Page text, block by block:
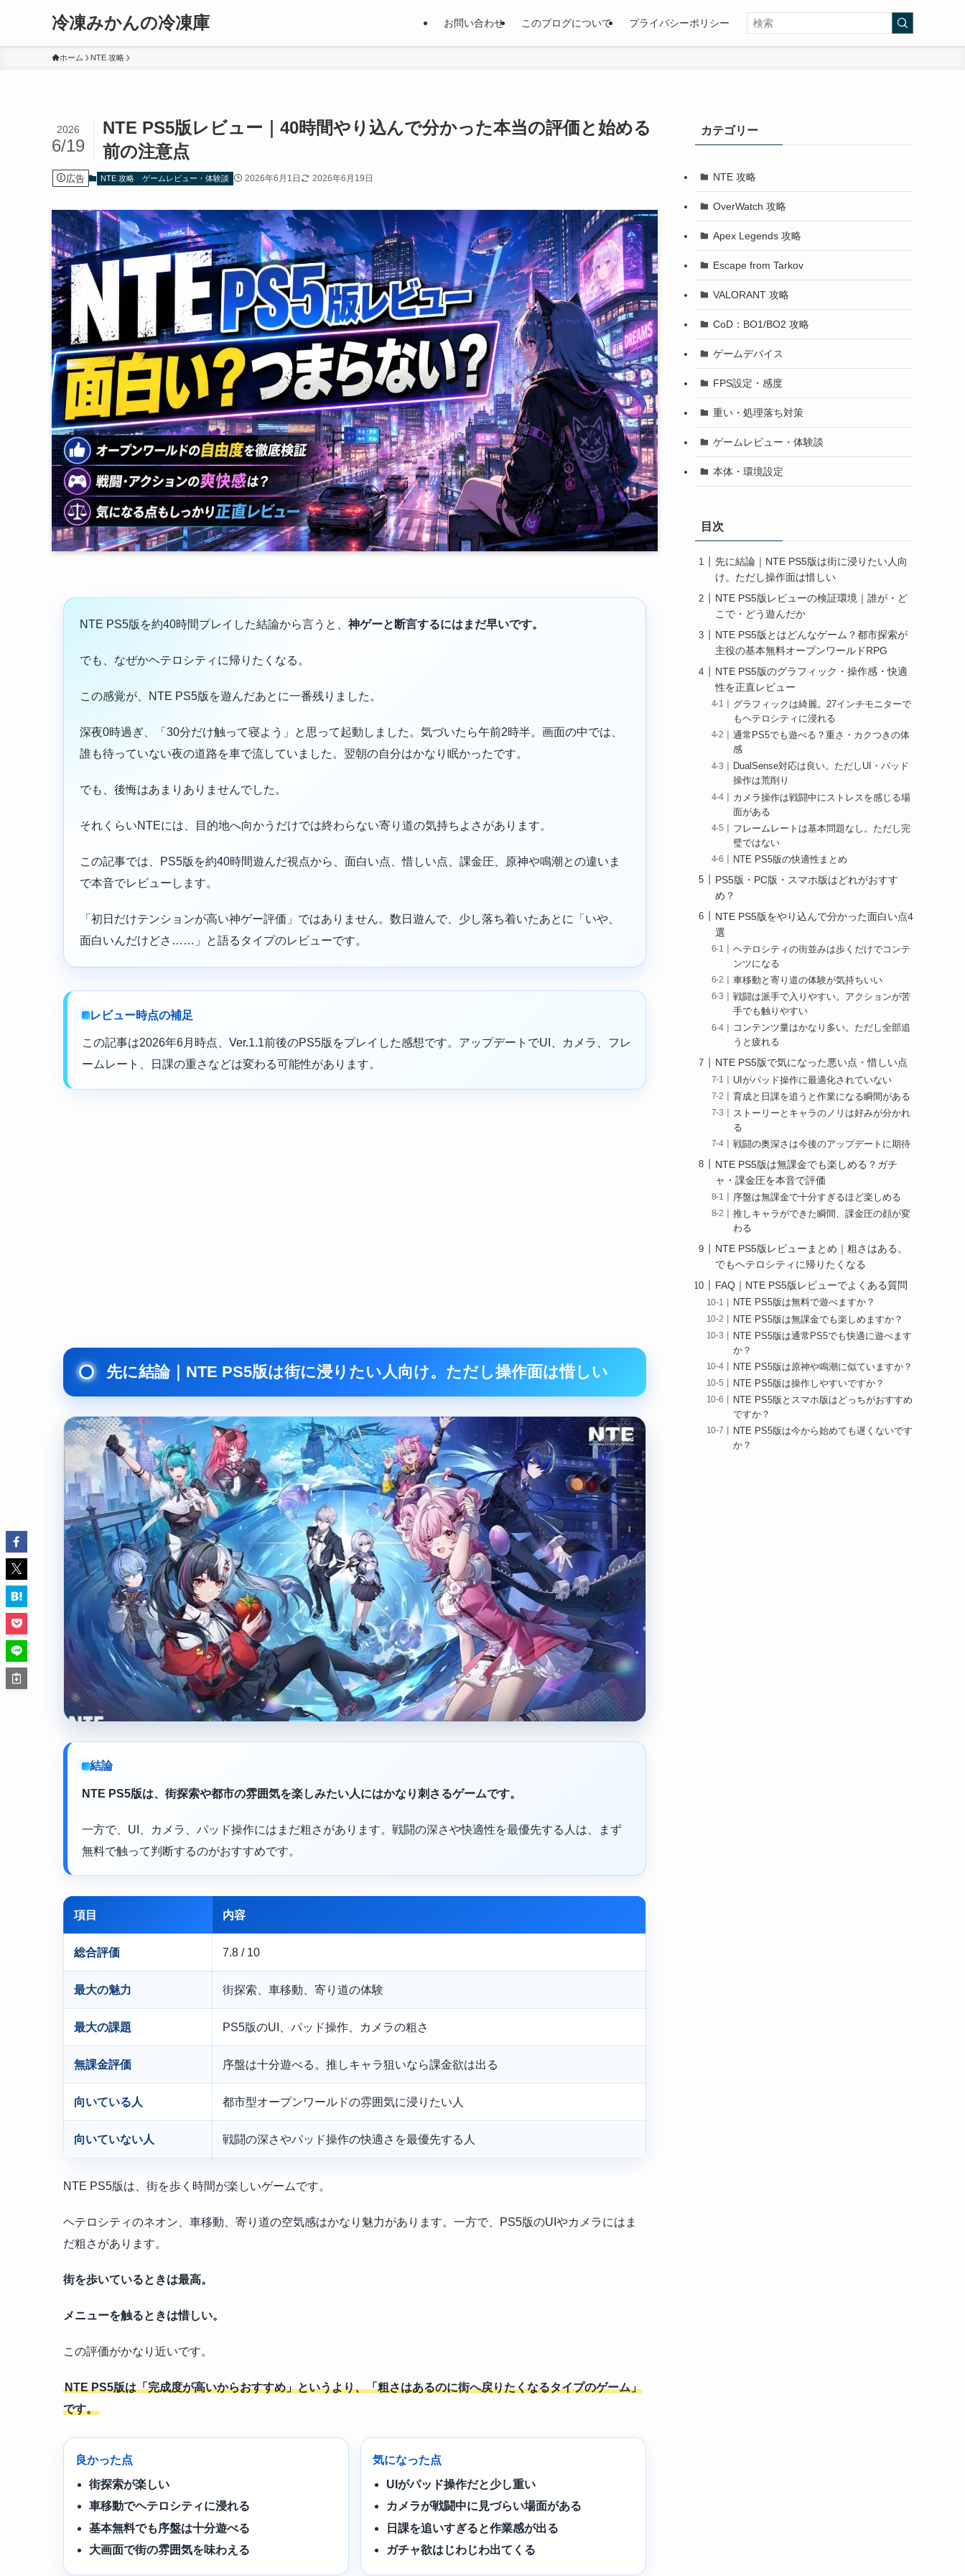
冷凍みかんの冷凍庫 お問い合わせ このブログについて プライバシーポリシー
ホーム NTE 攻略
NTE PS5版レビュー｜40時間やり込んで分かった本当の評価と始める
前の注意点
2026
6/19
広告 NTE 攻略 ゲームレビュー・体験談 2026年6月1日 2026年6月19日
NTE PS5版を約40時間プレイした結論から言うと、 神ゲーと断言するにはまだ早いです。
でも、なぜかヘテロシティに帰りたくなる。
この感覚が、NTE PS5版を遊んだあとに一番残りました。
深夜0時過ぎ、「30分だけ触って寝よう」と思って起動しました。気づいたら午前2時半。画面の中では、
誰も待っていない夜の道路を車で流していました。翌朝の自分はかなり眠かったです。
でも、後悔はあまりありませんでした。
それくらいNTEには、目的地へ向かうだけでは終わらない寄り道の気持ちよさがあります。
この記事では、PS5版を約40時間遊んだ視点から、面白い点、惜しい点、課金圧、原神や鳴潮との違いま
で本音でレビューします。
「初日だけテンションが高い神ゲー評価」ではありません。数日遊んで、少し落ち着いたあとに「いや、
面白いんだけどさ……」と語るタイプのレビューです。
レビュー時点の補足
この記事は2026年6月時点、Ver.1.1前後のPS5版をプレイした感想です。アップデートでUI、カメラ、フレ
ームレート、日課の重さなどは変わる可能性があります。
先に結論｜NTE PS5版は街に浸りたい人向け。ただし操作面は惜しい
結論
NTE PS5版は、街探索や都市の雰囲気を楽しみたい人にはかなり刺さるゲームです。
一方で、UI、カメラ、パッド操作にはまだ粗さがあります。戦闘の深さや快適性を最優先する人は、まず
無料で触って判断するのがおすすめです。
項目 内容
総合評価 7.8 / 10
最大の魅力 街探索、車移動、寄り道の体験
最大の課題 PS5版のUI、パッド操作、カメラの粗さ
無課金評価 序盤は十分遊べる。推しキャラ狙いなら課金欲は出る
向いている人 都市型オープンワールドの雰囲気に浸りたい人
向いていない人 戦闘の深さやパッド操作の快適さを最優先する人
NTE PS5版は、街を歩く時間が楽しいゲームです。
ヘテロシティのネオン、車移動、寄り道の空気感はかなり魅力があります。一方で、PS5版のUIやカメラにはま
だ粗さがあります。
街を歩いているときは最高。
メニューを触るときは惜しい。
この評価がかなり近いです。
NTE PS5版は「完成度が高いからおすすめ」というより、「粗さはあるのに街へ戻りたくなるタイプのゲーム」
です。
良かった点
街探索が楽しい
車移動でヘテロシティに浸れる
基本無料でも序盤は十分遊べる
大画面で街の雰囲気を味わえる
気になった点
UIがパッド操作だと少し重い
カメラが戦闘中に見づらい場面がある
日課を追いすぎると作業感が出る
ガチャ欲はじわじわ出てくる
カテゴリー
NTE 攻略
OverWatch 攻略
Apex Legends 攻略
Escape from Tarkov
VALORANT 攻略
CoD：BO1/BO2 攻略
ゲームデバイス
FPS設定・感度
重い・処理落ち対策
ゲームレビュー・体験談
本体・環境設定
目次
先に結論｜NTE PS5版は街に浸りたい人向
け。ただし操作面は惜しい
NTE PS5版レビューの検証環境｜誰が・ど
こで・どう遊んだか
NTE PS5版とはどんなゲーム？都市探索が
主役の基本無料オープンワールドRPG
NTE PS5版のグラフィック・操作感・快適
性を正直レビュー
グラフィックは綺麗。27インチモニターで
もヘテロシティに浸れる
通常PS5でも遊べる？重さ・カクつきの体
感
DualSense対応は良い。ただしUI・パッド
操作は荒削り
カメラ操作は戦闘中にストレスを感じる場
面がある
フレームレートは基本問題なし。ただし完
璧ではない
NTE PS5版の快適性まとめ
PS5版・PC版・スマホ版はどれがおすす
め？
NTE PS5版をやり込んで分かった面白い点4
選
ヘテロシティの街並みは歩くだけでコンテ
ンツになる
車移動と寄り道の体験が気持ちいい
戦闘は派手で入りやすい。アクションが苦
手でも触りやすい
コンテンツ量はかなり多い。ただし全部追
うと疲れる
NTE PS5版で気になった悪い点・惜しい点
UIがパッド操作に最適化されていない
育成と日課を追うと作業になる瞬間がある
ストーリーとキャラのノリは好みが分かれ
る
戦闘の奥深さは今後のアップデートに期待
NTE PS5版は無課金でも楽しめる？ガチ
ャ・課金圧を本音で評価
序盤は無課金で十分すぎるほど楽しめる
推しキャラができた瞬間、課金圧の顔が変
わる
NTE PS5版レビューまとめ｜粗さはある。
でもヘテロシティに帰りたくなる
FAQ｜NTE PS5版レビューでよくある質問
NTE PS5版は無料で遊べますか？
NTE PS5版は無課金でも楽しめますか？
NTE PS5版は通常PS5でも快適に遊べます
か？
NTE PS5版は原神や鳴潮に似ていますか？
NTE PS5版は操作しやすいですか？
NTE PS5版とスマホ版はどっちがおすすめ
ですか？
NTE PS5版は今から始めても遅くないです
か？